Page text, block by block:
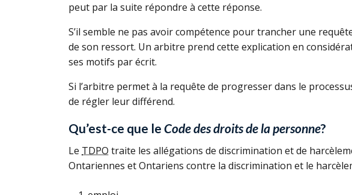
peut par la suite répondre à cette réponse.
S’il semble ne pas avoir compétence pour trancher une
de son ressort. Un arbitre prend cette explication en
ses motifs par écrit.
Si l’arbitre permet à la requête de progresser dans le
de régler leur différend.
Qu’est-ce que le Code des droits de la personne?
Le TDPO traite les allégations de discrimination et de
Ontariennes et Ontariens contre la discrimination et le